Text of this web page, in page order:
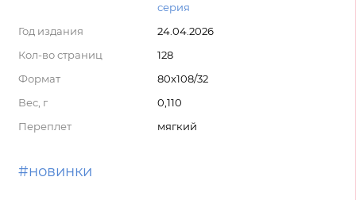
серия
Год издания
24.04.2026
Кол-во страниц
128
Формат
80x108/32
Вес, г
0,110
Переплет
мягкий
#новинки